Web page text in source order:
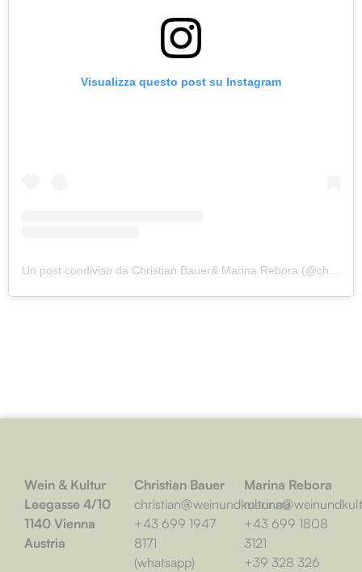
Visualizza questo post su Instagram
Un post condiviso da Christian Bauer& Marina Rebora (@christian.bauer_wein.kultur)
Wein & Kultur
Leegasse 4/10
1140 Vienna
Austria
Christian Bauer
christian@weinundkultur.eu
+43 699 1947
8171
(whatsapp)
Marina Rebora
+43 699 1808
3121
+39 328 326